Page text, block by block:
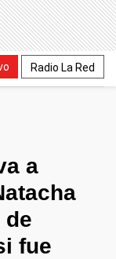
Radio La Red
a
fue